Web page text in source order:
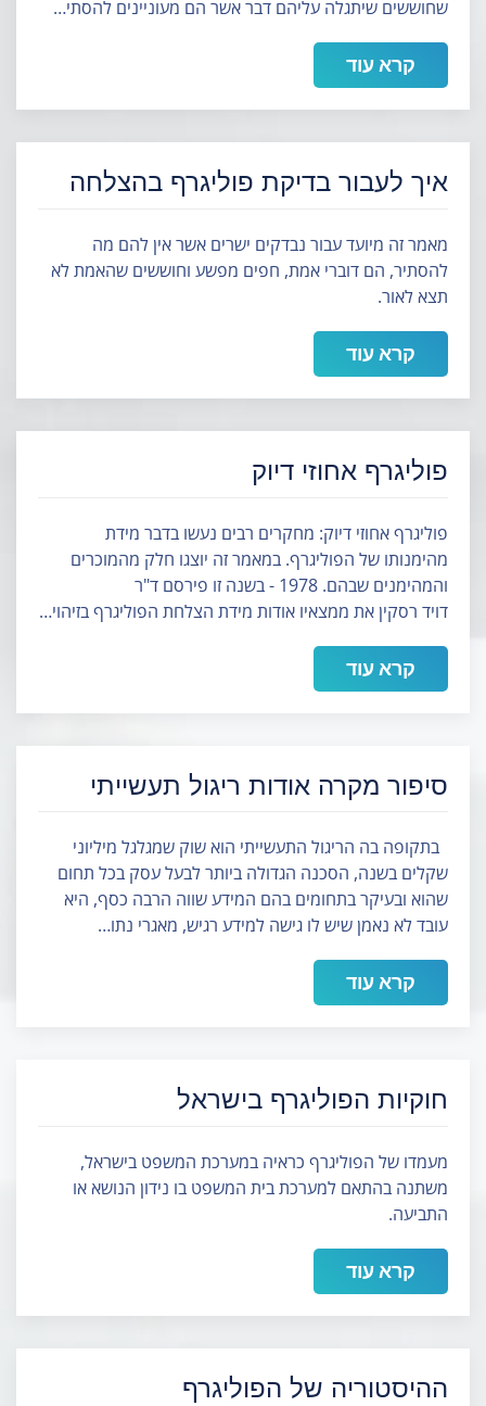
שחוששים שיתגלה עליהם דבר אשר הם מעוניינים להסתי…
קרא עוד
איך לעבור בדיקת פוליגרף בהצלחה
מאמר זה מיועד עבור נבדקים ישרים אשר אין להם מה
להסתיר, הם דוברי אמת, חפים מפשע וחוששים שהאמת לא
תצא לאור.
קרא עוד
פוליגרף אחוזי דיוק
פוליגרף אחוזי דיוק: מחקרים רבים נעשו בדבר מידת
מהימנותו של הפוליגרף. במאמר זה יוצגו חלק מהמוכרים
והמהימנים שבהם. 1978 - בשנה זו פירסם ד"ר
דויד רסקין את ממצאיו אודות מידת הצלחת הפוליגרף בזיהוי…
קרא עוד
סיפור מקרה אודות ריגול תעשייתי
בתקופה בה הריגול התעשייתי הוא שוק שמגלגל מיליוני
שקלים בשנה, הסכנה הגדולה ביותר לבעל עסק בכל תחום
שהוא ובעיקר בתחומים בהם המידע שווה הרבה כסף, היא
עובד לא נאמן שיש לו גישה למידע רגיש, מאגרי נתו…
קרא עוד
חוקיות הפוליגרף בישראל
מעמדו של הפוליגרף כראיה במערכת המשפט בישראל,
משתנה בהתאם למערכת בית המשפט בו נידון הנושא או
התביעה.
קרא עוד
ההיסטוריה של הפוליגרף